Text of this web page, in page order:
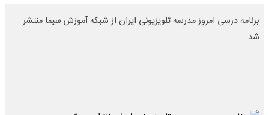
برنامه درسی امروز مدرسه‌‌ تلویزیونی‌ ایران از شبکه آموزش سیما منتشر
شد